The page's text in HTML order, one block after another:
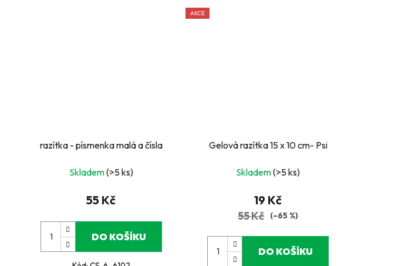
razítka - písmenka malá a čísla
Skladem(>5 ks)
55 Kč
DO KOŠÍKU
AKCE
Gelová razítka 15 x 10 cm- Psi
Skladem(>5 ks)
19 Kč
55 Kč (–65 %)
DO KOŠÍKU